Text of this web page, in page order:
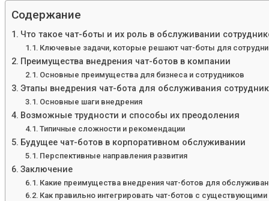
Содержание
Что такое чат-боты и их роль в обслуживании
Ключевые задачи, которые решают чат-боты для
Преимущества внедрения чат-ботов в компании
Основные преимущества для бизнеса и сотрудников
Этапы внедрения чат-бота для обслуживания
Основные шаги внедрения
Возможные трудности и способы их преодоления
Типичные сложности и рекомендации
Будущее чат-ботов в корпоративном обслуживании
Перспективные направления развития
Заключение
Какие преимущества внедрения чат-ботов для
Как правильно интегрировать чат-ботов с